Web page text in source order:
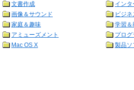
文書作成
イン
画像＆サウンド
ビジネ
家庭＆趣味
学習＆
アミューズメント
プロ
Mac OS X
製品ソ